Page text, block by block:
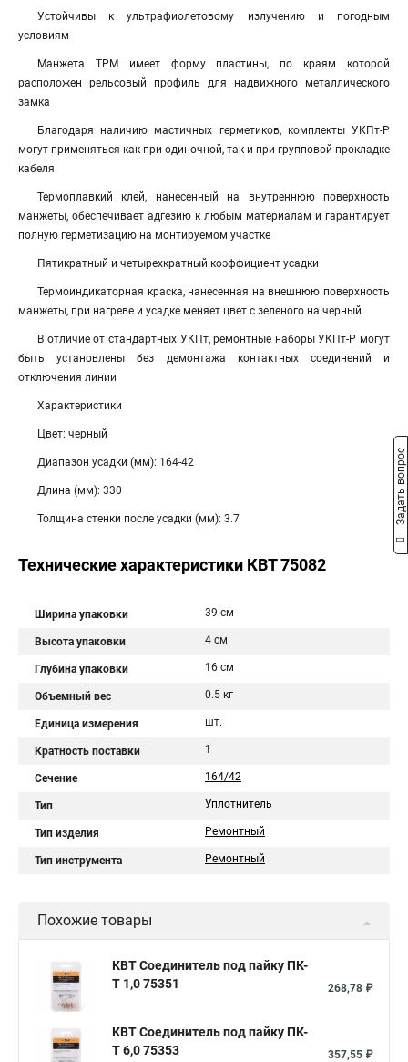
Устойчивы к ультрафиолетовому излучению и погодным
условиям
Манжета ТРМ имеет форму пластины, по краям которой
расположен рельсовый профиль для надвижного металлического
замка
Благодаря наличию мастичных герметиков, комплекты УКПт-Р
могут применяться как при одиночной, так и при групповой прокладке
кабеля
Термоплавкий клей, нанесенный на внутреннюю поверхность
манжеты, обеспечивает адгезию к любым материалам и гарантирует
полную герметизацию на монтируемом участке
Пятикратный и четырехкратный коэффициент усадки
Термоиндикаторная краска, нанесенная на внешнюю поверхность
манжеты, при нагреве и усадке меняет цвет с зеленого на черный
В отличие от стандартных УКПт, ремонтные наборы УКПт-Р могут
быть установлены без демонтажа контактных соединений и
отключения линии
Характеристики
Цвет: черный
Диапазон усадки (мм): 164-42
Длина (мм): 330
Толщина стенки после усадки (мм): 3.7
Технические характеристики КВТ 75082
Ширина упаковки 39 см
Высота упаковки 4 см
Глубина упаковки 16 см
Объемный вес 0.5 кг
Единица измерения шт.
Кратность поставки 1
Сечение 164/42
Тип Уплотнитель
Тип изделия Ремонтный
Тип инструмента Ремонтный
Похожие товары
КВТ Соединитель под пайку ПК-
Т 1,0 75351
268,78 ₽
КВТ Соединитель под пайку ПК-
Т 6,0 75353
357,55 ₽
Задать вопрос